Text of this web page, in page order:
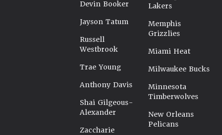
Devin Booker
Jayson Tatum
Russell
Westbrook
Trae Young
Anthony Davis
Shai Gilgeous-
Alexander
Zaccharie
Lakers
Memphis
Grizzlies
Miami Heat
Milwaukee Bucks
Minnesota
Timberwolves
New Orleans
Pelicans